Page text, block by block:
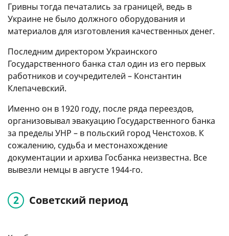
Гривны тогда печатались за границей, ведь в
Украине не было должного оборудования и
материалов для изготовления качественных денег.
Последним директором Украинского
Государственного банка стал один из его первых
работников и соучредителей – Константин
Клепачевский.
Именно он в 1920 году, после ряда переездов,
организовывал эвакуацию Государственного банка
за пределы УНР – в польский город Ченстохов. К
сожалению, судьба и местонахождение
документации и архива Госбанка неизвестна. Все
вывезли немцы в августе 1944-го.
Советский период